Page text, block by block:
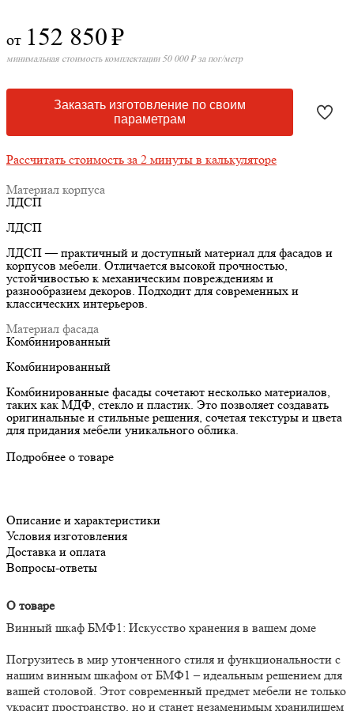
от 152 850₽
минимальная стоимость комплектации 50 000 ₽ за пог/метр
Заказать изготовление по своим
параметрам
Рассчитать стоимость за 2 минуты в калькуляторе
Материал корпуса
ЛДСП
ЛДСП
ЛДСП — практичный и доступный материал для фасадов и
корпусов мебели. Отличается высокой прочностью,
устойчивостью к механическим повреждениям и
разнообразием декоров. Подходит для современных и
классических интерьеров.
Материал фасада
Комбинированный
Комбинированный
Комбинированные фасады сочетают несколько материалов,
таких как МДФ, стекло и пластик. Это позволяет создавать
оригинальные и стильные решения, сочетая текстуры и цвета
для придания мебели уникального облика.
Подробнее о товаре
Описание и характеристики
Условия изготовления
Доставка и оплата
Вопросы-ответы
О товаре
Винный шкаф БМФ1: Искусство хранения в вашем доме
Погрузитесь в мир утонченного стиля и функциональности с
нашим винным шкафом от БМФ1 – идеальным решением для
вашей столовой. Этот современный предмет мебели не только
украсит пространство, но и станет незаменимым хранилищем